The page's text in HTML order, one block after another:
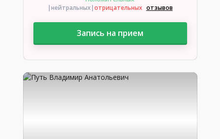
|нейтральных|отрицательных отзывов
Запись на прием